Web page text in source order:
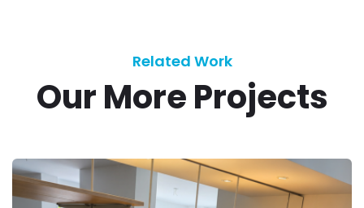
Related Work
Our More Projects